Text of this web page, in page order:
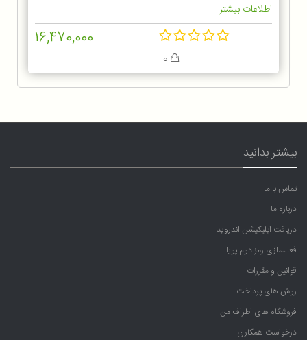
اطلاعات بیشتر...
16,470,000
بیشتر بدانید
تماس با ما
درباره ما
دریافت اپلیکیشن اندروید
فعالسازی رمز دوم پویا
قوانین و مقررات
روش های پرداخت
فروشگاه های اطراف من
درخواست همکاری